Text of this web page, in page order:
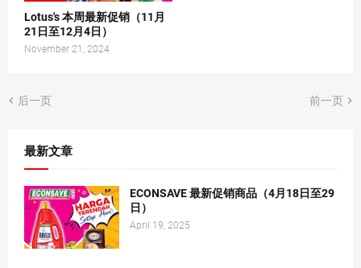
Lotus's 本周最新促销（11月
21日至12月4日）
November 21, 2024
后一页 前一页
最新文章
ECONSAVE 最新促销商品（4月18日至29
日）
April 19, 2025